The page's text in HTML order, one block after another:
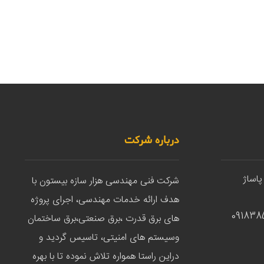
درباره شرکت
شرکت فنی مهندسی هزار سازه بیستون با
هدف ارائه خدمات مهندسی، اجرای پروژه
های برق قدرت ،برق صنعتی،برق ساختمان
وسیستم های امنیتی، تاسیس گردید و
دراین راستا همواره تلاش نموده تا با بهره